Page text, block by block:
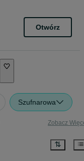
Otwórz
Szufnarowa
Zobacz